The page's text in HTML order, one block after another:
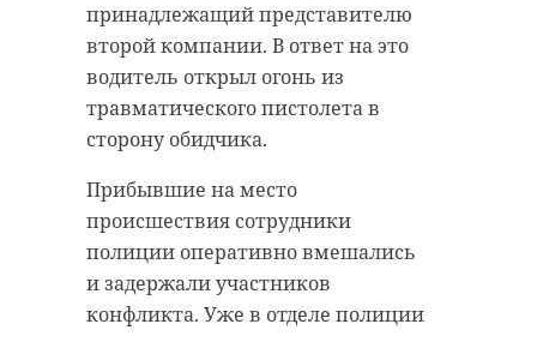
принадлежащий представителю
второй компании. В ответ на это
водитель открыл огонь из
травматического пистолета в
сторону обидчика.
Прибывшие на место
происшествия сотрудники
полиции оперативно вмешались
и задержали участников
конфликта. Уже в отделе полиции